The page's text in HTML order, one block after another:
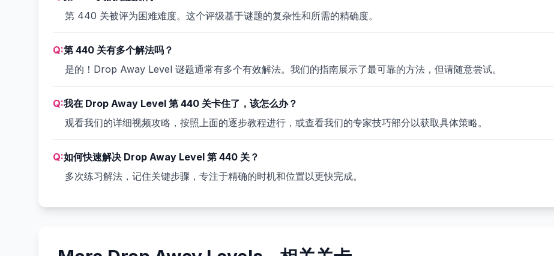
第 440 关被评为困难难度。这个评级基于谜题的复杂性和所需的精确度。
Q:第 440 关有多个解法吗？
是的！Drop Away Level 谜题通常有多个有效解法。我们的指南展示了最可靠的方法，但请随意尝试。
Q:我在 Drop Away Level 第 440 关卡住了，该怎么办？
观看我们的详细视频攻略，按照上面的逐步教程进行，或查看我们的专家技巧部分以获取具体策略。
Q:如何快速解决 Drop Away Level 第 440 关？
多次练习解法，记住关键步骤，专注于精确的时机和位置以更快完成。